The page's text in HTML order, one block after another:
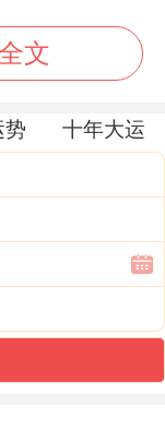
聪明理智；
目的的时总
的善变也可
某种风格的
。
狮子座在
间.他们对
文
势 十年大运